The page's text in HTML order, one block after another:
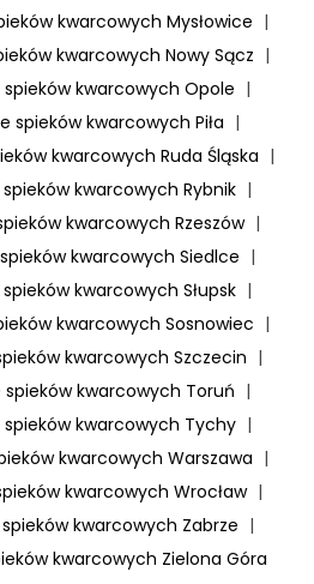
kwarcowych Mysłowice |
kwarcowych Nowy Sącz |
kwarcowych Opole |
spieków kwarcowych Piła |
kwarcowych Ruda Śląska |
kwarcowych Rybnik |
kwarcowych Rzeszów |
kwarcowych Siedlce |
kwarcowych Słupsk |
kwarcowych Sosnowiec |
kwarcowych Szczecin |
kwarcowych Toruń |
kwarcowych Tychy |
kwarcowych Warszawa |
kwarcowych Wrocław |
kwarcowych Zabrze |
kwarcowych Zielona Góra